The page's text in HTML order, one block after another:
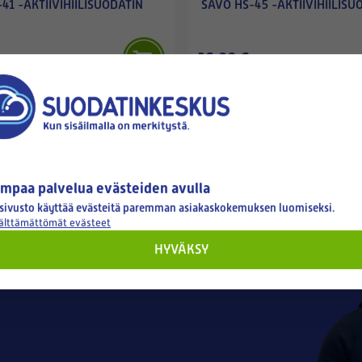
-AKTIIVIHIILISUODATIN SAVO HS-45 -
36,90 €
palvelua evästeiden avulla
käyttää evästeitä paremman asiakaskokemuksen luomiseksi.
evästeet
HYVÄKSY